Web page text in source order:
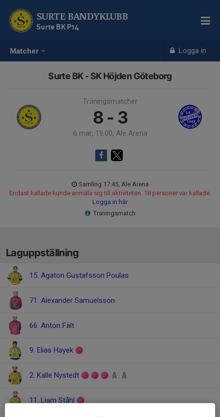
Matcher Logga in
SURTE BANDYKLUBB
Surte BK P14
Surte BK - SK Höjden Göteborg
Träningsmatcher
8 - 3
6 mar, 19:00, Ale Arena
Samling 17:45, Ale Arena
Endast kallade kunde anmäla sig till aktiviteten. 18 personer var kallade.
Logga in här
Träningsmatch
Laguppställning
15. Agaton Gustafsson Poulas
71. Alexander Samuelsson
66. Anton Fält
9. Elias Hayek
2. Kalle Nystedt
11. Liam Ståhl